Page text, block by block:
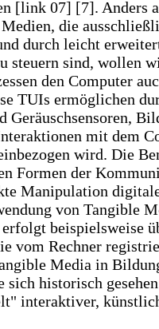
[link 07] [7]. Anders
die
durch leicht
steuern sind, wollen
den Computer
TUIs ermöglichen
Geräuschsensoren,
mit dem
wird. Die
Formen der
Manipulation
von Tangible
beispielsweise
vom Rechner
Media in
historisch
interaktiver,